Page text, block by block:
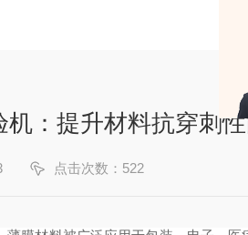
机：提升材料抗穿刺
点击次数：522